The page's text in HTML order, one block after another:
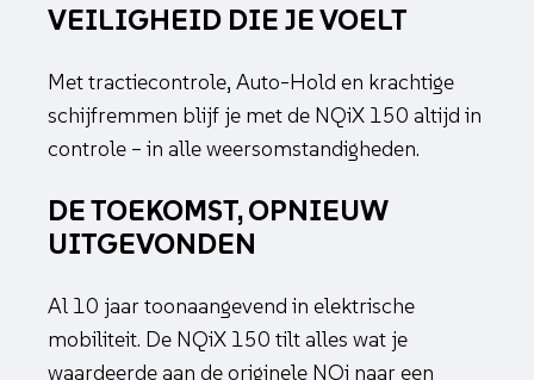
VEILIGHEID DIE JE VOELT
Met tractiecontrole, Auto-Hold en krachtige
schijfremmen blijf je met de NQiX 150 altijd in
controle – in alle weersomstandigheden.
DE TOEKOMST, OPNIEUW
UITGEVONDEN
Al 10 jaar toonaangevend in elektrische
mobiliteit. De NQiX 150 tilt alles wat je
waardeerde aan de originele NQi naar een